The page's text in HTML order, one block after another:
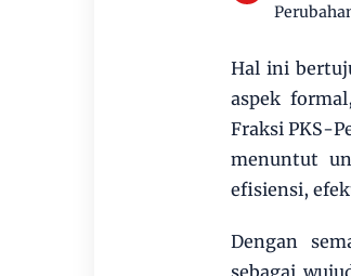
Hal ini
aspek
Fraksi PKS-
menuntut
efisiensi,
Dengan
sebagai